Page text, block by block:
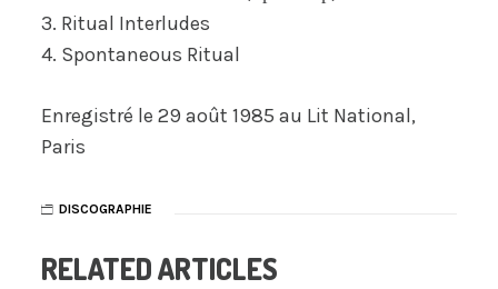
3. Ritual Interludes
4. Spontaneous Ritual
Enregistré le 29 août 1985 au Lit National,
Paris
DISCOGRAPHIE
RELATED ARTICLES